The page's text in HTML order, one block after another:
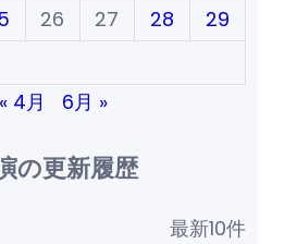
26 27 28
29
« 4月
6月 »
の更新履歴
最新10件